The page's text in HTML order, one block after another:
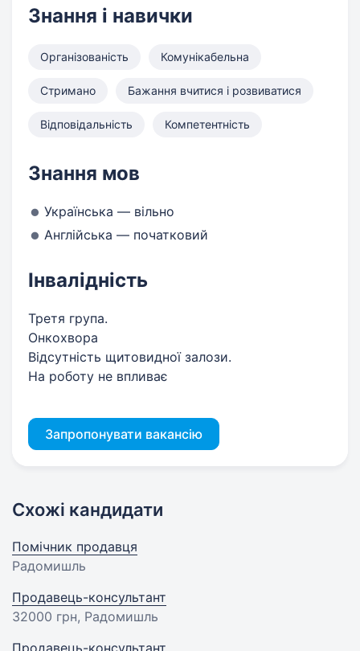
Знання і навички
Організованість Комунікабельна
Стримано Бажання вчитися і розвиватися
Відповідальність Компетентність
Знання мов
Українська — вільно
Англійська — початковий
Інвалідність
Третя група.
Онкохвора
Відсутність щитовидної залози.
На роботу не впливає
Запропонувати вакансію
Схожі кандидати
Помічник продавця
Радомишль
Продавець-консультант
32000 грн, Радомишль
Продавець-консультант